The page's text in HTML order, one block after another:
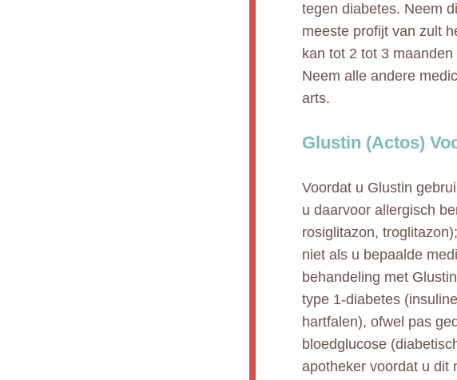
tegen diabetes. Neem
meeste profijt van zult
kan tot 2 tot 3
Neem alle andere
arts.
Glustin (Actos)
Voordat u Glustin
u daarvoor allergisch
rosiglitazon,
niet als u bepaalde
behandeling met
type 1-diabetes
hartfalen), ofwel pas
bloedglucose
apotheker voordat u dit